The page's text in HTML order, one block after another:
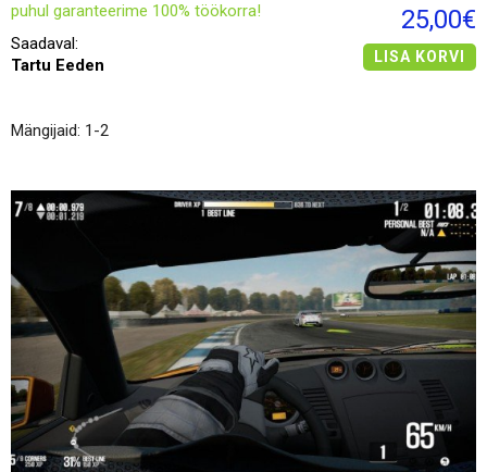
puhul garanteerime 100% töökorra!
Saadaval:
Tartu Eeden
25,00€
LISA KORVI
Mängijaid: 1-2